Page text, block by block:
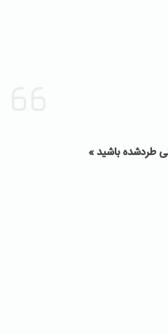
طردشده باشيد »